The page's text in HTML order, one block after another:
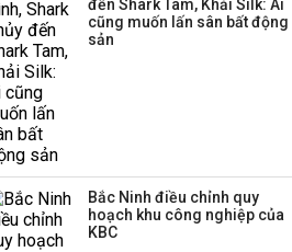
đến Shark Tam, Khải Silk: Ai
cũng muốn lấn sân bất động
sản
Bắc Ninh điều chỉnh quy
hoạch khu công nghiệp của
KBC